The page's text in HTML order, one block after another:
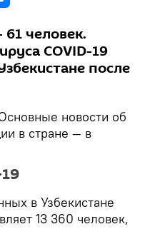
человек.
COVID-19
после
новости об
в стране — в
в Узбекистане
13 360 человек,